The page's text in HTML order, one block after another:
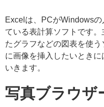
Excelは、PCがWindows
ている表計算ソフトです
たグラフなどの図表を使
に画像を挿入したいとき
いきます。
写真ブラウザ